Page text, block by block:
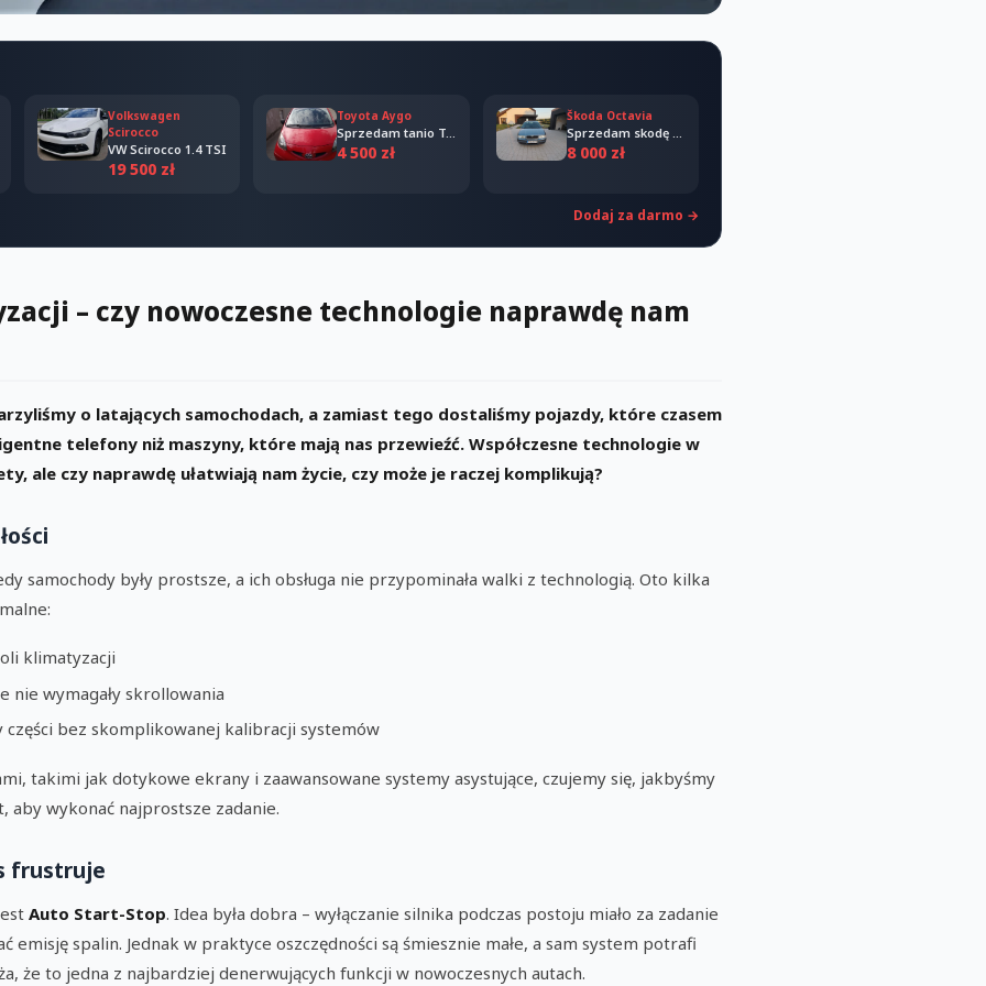
Volkswagen
Scirocco
VW Scirocco 1.4 TSI
19 500 zł
Toyota Aygo
Sprzedam tanio Toyota Aygo 2006
4 500 zł
Škoda Octavia
Sprzedam skodę octavia 2008
8 000 zł
Dodaj za darmo →
– czy nowoczesne technologie naprawdę nam
o latających samochodach, a zamiast tego dostaliśmy pojazdy, które czasem
telefony niż maszyny, które mają nas przewieźć. Współczesne technologie w
ale czy naprawdę ułatwiają nam życie, czy może je raczej komplikują?
samochody były prostsze, a ich obsługa nie przypominała walki z technologią. Oto kilka
klimatyzacji
nie wymagały skrollowania
bez skomplikowanej kalibracji systemów
takimi jak dotykowe ekrany i zaawansowane systemy asystujące, czujemy się, jakbyśmy
wykonać najprostsze zadanie.
frustruje
Auto Start-Stop. Idea była dobra – wyłączanie silnika podczas postoju miało za zadanie
emisję spalin. Jednak w praktyce oszczędności są śmiesznie małe, a sam system potrafi
że to jedna z najbardziej denerwujących funkcji w nowoczesnych autach.